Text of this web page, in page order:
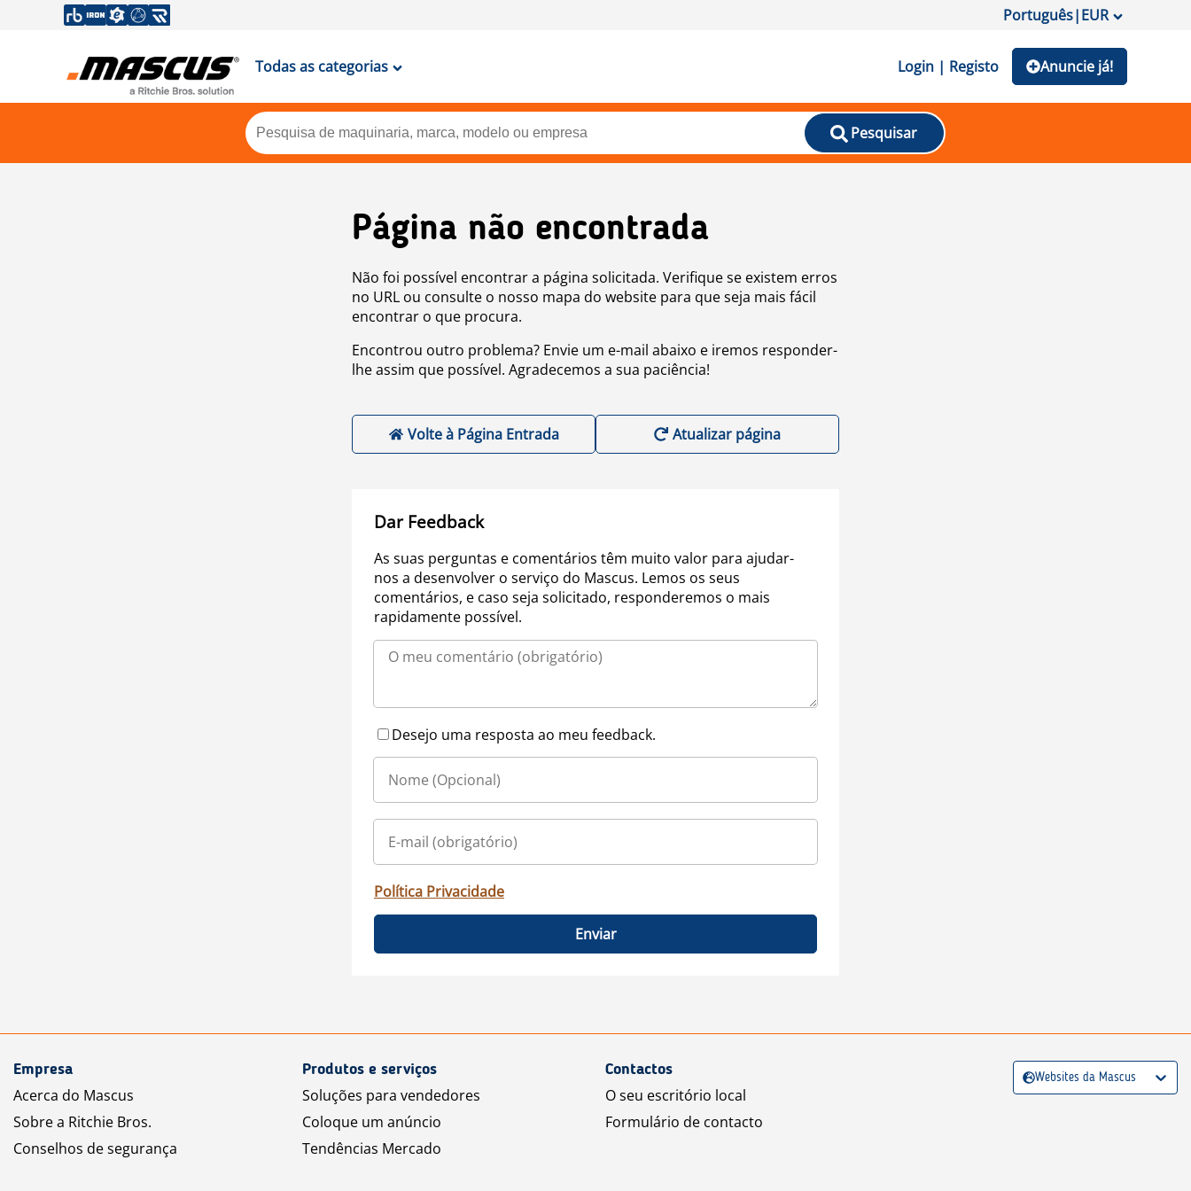
Português|EUR
Todas as categorias Login | Registo Anuncie já!
Pesquisar
Página não encontrada
Não foi possível encontrar a página solicitada. Verifique se existem erros
no URL ou consulte o nosso mapa do website para que seja mais fácil
encontrar o que procura.
Encontrou outro problema? Envie um e-mail abaixo e iremos responder-
lhe assim que possível. Agradecemos a sua paciência!
Volte à Página Entrada Atualizar página
Dar Feedback
As suas perguntas e comentários têm muito valor para ajudar-
nos a desenvolver o serviço do Mascus. Lemos os seus
comentários, e caso seja solicitado, responderemos o mais
rapidamente possível.
Desejo uma resposta ao meu feedback.
Política Privacidade
Enviar
Empresa
Acerca do Mascus
Sobre a Ritchie Bros.
Conselhos de segurança
Produtos e serviços
Soluções para vendedores
Coloque um anúncio
Tendências Mercado
Contactos
O seu escritório local
Formulário de contacto
Websites da Mascus